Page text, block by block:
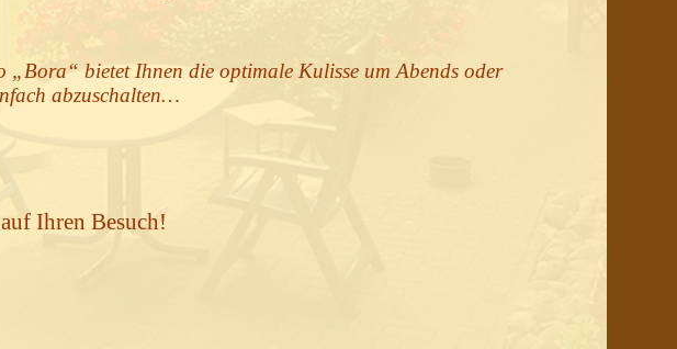
bietet Ihnen die optimale Kulisse um Abends oder
abzuschalten…
Ihren Besuch!